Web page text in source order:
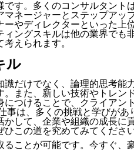
す。多くのコンサルタント
ネージャーとステップアッ
やディレクターといった上
ングスキルは他の業界でも
えられます。
ル
だけでなく、論理的思考能
また、新しい技術やトレン
つけることで、クライアン
事は、多くの挑戦と学びがあ
して、企業や組織の成長に
この道を究めてみてください
ることが可能です。今すぐ、